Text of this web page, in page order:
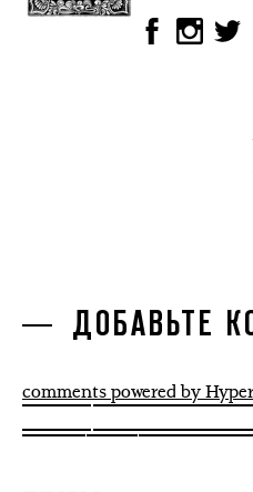
ДОБАВЬТЕ
comments powered by